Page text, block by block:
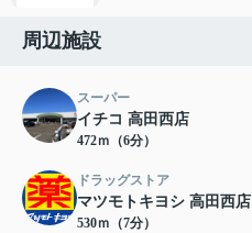
周辺施設
スーパー
イチコ 高田西店
472ｍ（6分）
ドラッグストア
マツモトキヨシ 高田西店
530ｍ（7分）